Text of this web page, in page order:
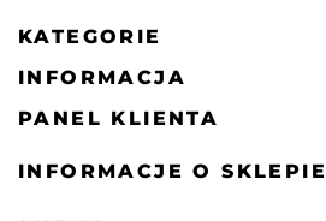
KATEGORIE
INFORMACJA
PANEL KLIENTA
INFORMACJE O SKLEPIE